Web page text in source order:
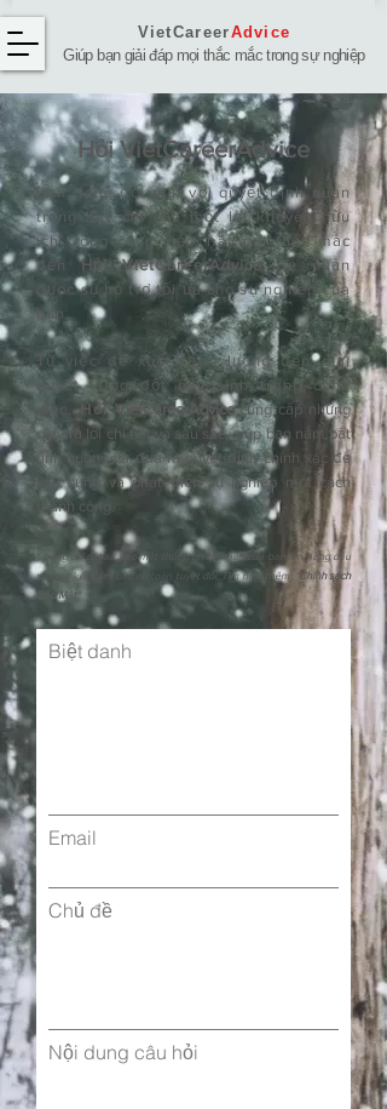
VietCareerAdvice
Giúp bạn giải đáp mọi thắc mắc trong sự nghiệp
Hỏi ​VietCareerAdvice
Bạn đang đối mặt với quyết định quan
trọng hay chỉ cần một lời khuyên hữu
ích trong công việc, hãy gửi thắc mắc
đếnHỏi VietCareerAdviceđể nhận
được sự hỗ trợ tối ưu cho sự nghiệp của
bạn.
Từ việc đề xuất tăng lương đến giải
quyết xung đột nảy sinh trong công
việc, HỏiVietCareerAdvicecung cấp những
câu trả lời chi tiết và sâu sắc, giúp bạn nắm bắt
tình huống và đưa ra quyết định chính xác để
xây dựng và phát triển sự nghiệp một cách
thành công.
Chúng tôi đặt sự bảo mật thông tin cá nhân của bạn lên hàng đầu
và cam kết đảm bảo an toàn tuyệt đối. Tìm hiểu thêm: " Chính sách
Bảo Mật"
Biệt danh
Email
Chủ đề
Nội dung câu hỏi